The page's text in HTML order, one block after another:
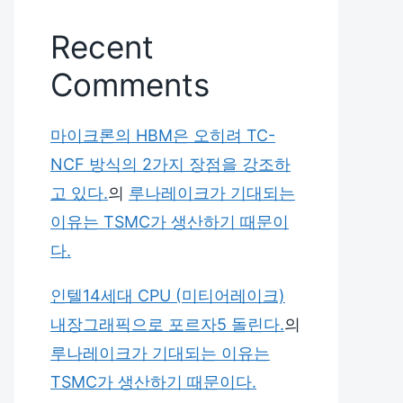
Recent
Comments
마이크론의 HBM은 오히려 TC-
NCF 방식의 2가지 장점을 강조하
고 있다.의 루나레이크가 기대되는
이유는 TSMC가 생산하기 때문이
다.
인텔14세대 CPU (미티어레이크)
내장그래픽으로 포르자5 돌린다.의
루나레이크가 기대되는 이유는
TSMC가 생산하기 때문이다.